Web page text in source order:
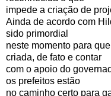
impede a criação de
Ainda de acordo com
sido primordial
neste momento para
criada, de fato e contar
com o apoio do
os prefeitos estão
no caminho certo para